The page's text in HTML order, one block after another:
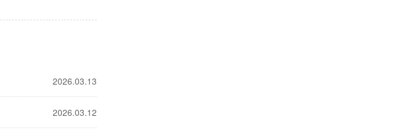
2026.03.13
2026.03.12